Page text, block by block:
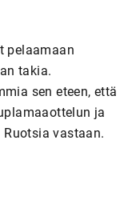
pelaamaan
takia.
sen eteen, että
ja
vastaan.